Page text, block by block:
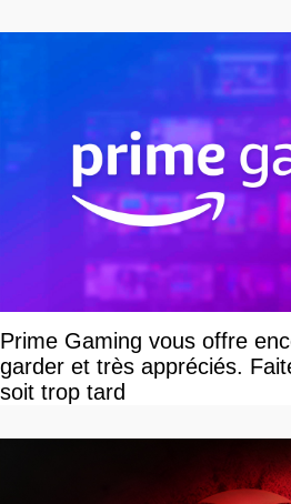
Prime Gaming vous offre
garder et très appréciés.
soit trop tard